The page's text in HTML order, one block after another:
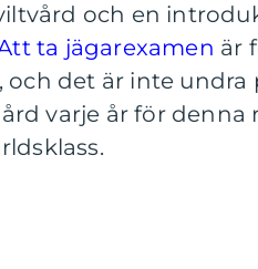
och en
ta jägarexamen är
och det är inte undra
varje år för denna